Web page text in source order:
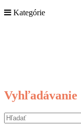
Kategórie
Vyhľadávanie